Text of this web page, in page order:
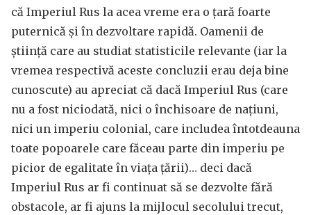
că Imperiul Rus la acea vreme era o țară foarte
puternică și în dezvoltare rapidă. Oamenii de
știință care au studiat statisticile relevante (iar la
vremea respectivă aceste concluzii erau deja bine
cunoscute) au apreciat că dacă Imperiul Rus (care
nu a fost niciodată, nici o închisoare de națiuni,
nici un imperiu colonial, care includea întotdeauna
toate popoarele care făceau parte din imperiu pe
picior de egalitate în viața țării)… deci dacă
Imperiul Rus ar fi continuat să se dezvolte fără
obstacole, ar fi ajuns la mijlocul secolului trecut,